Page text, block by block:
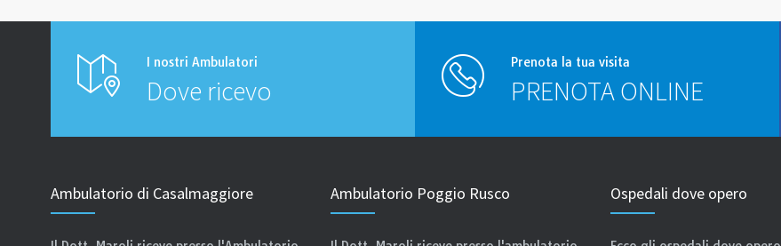
I nostri Ambulatori
Dove ricevo
Prenota la tua visita
PRENOTA ONLINE
Ambulatorio di Casalmaggiore Ambulatorio Poggio Rusco Ospedali dove opero